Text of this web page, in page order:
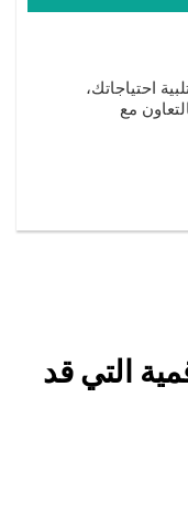
احتياجاتك،
مع
التي قد